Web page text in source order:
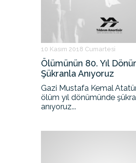
10 Kasım 2018 Cumartesi
Ölümünün 80. Yıl
Şükranla Anıyoruz
Gazi Mustafa Kemal
ölüm yıl dönümünde
anıyoruz...